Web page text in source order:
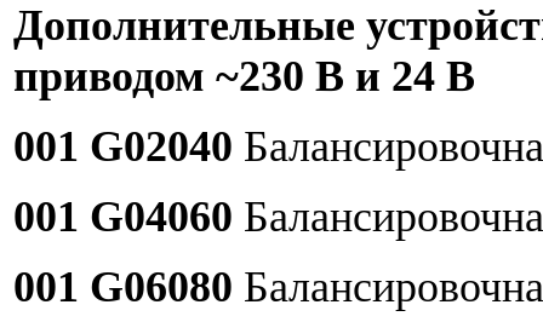
Дополнительные
приводом ~230 В и 24 В
001 G02040
001 G04060
001 G06080